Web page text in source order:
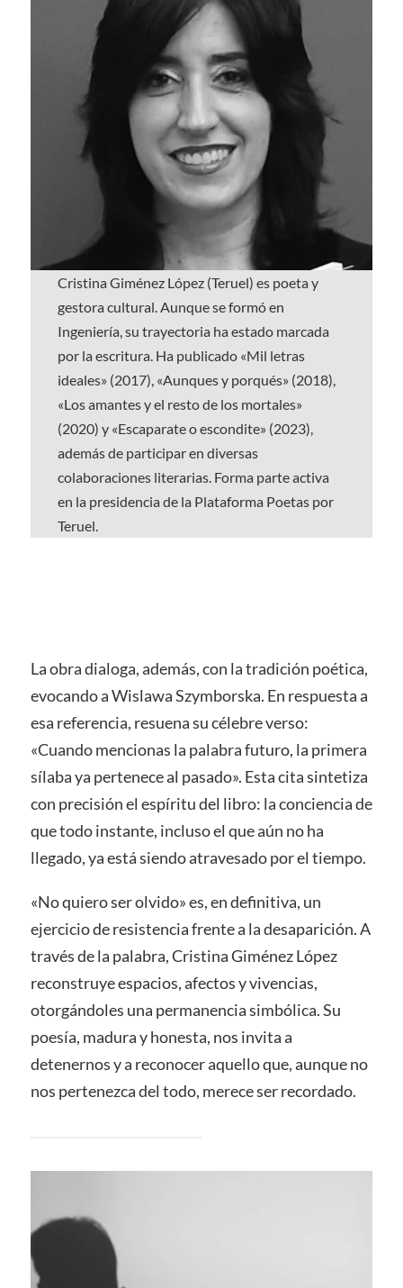
Cristina Giménez López (Teruel) es poeta y
gestora cultural. Aunque se formó en
Ingeniería, su trayectoria ha estado marcada
por la escritura. Ha publicado «Mil letras
ideales» (2017), «Aunques y porqués» (2018),
«Los amantes y el resto de los mortales»
(2020) y «Escaparate o escondite» (2023),
además de participar en diversas
colaboraciones literarias. Forma parte activa
en la presidencia de la Plataforma Poetas por
Teruel.
La obra dialoga, además, con la tradición poética,
evocando a Wislawa Szymborska. En respuesta a
esa referencia, resuena su célebre verso:
«Cuando mencionas la palabra futuro, la primera
sílaba ya pertenece al pasado». Esta cita sintetiza
con precisión el espíritu del libro: la conciencia de
que todo instante, incluso el que aún no ha
llegado, ya está siendo atravesado por el tiempo.
«No quiero ser olvido» es, en definitiva, un
ejercicio de resistencia frente a la desaparición. A
través de la palabra, Cristina Giménez López
reconstruye espacios, afectos y vivencias,
otorgándoles una permanencia simbólica. Su
poesía, madura y honesta, nos invita a
detenernos y a reconocer aquello que, aunque no
nos pertenezca del todo, merece ser recordado.